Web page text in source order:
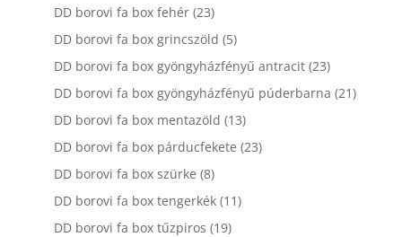
DD borovi fa box fehér 2323
termék
DD borovi fa box grincszöld 55
termék
DD borovi fa box gyöngyházfényű antracit 2323
termék
DD borovi fa box gyöngyházfényű púderbarna 2121
DD borovi fa box mentazöld 1313
termék
DD borovi fa box párducfekete 2323
DD borovi fa box szürke 88
termék
DD borovi fa box tengerkék 1111
DD borovi fa box tűzpiros 1919